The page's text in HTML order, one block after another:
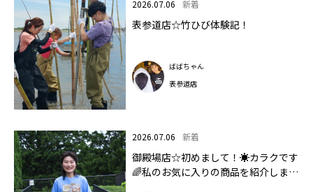
2026.07.06 新着
表参道店☆竹ひび体験記！
ばばちゃん
表参道店
2026.07.06 新着
御殿場店☆初めまして！☀️カラクです
🌈私のお気に入りの商品を紹介します